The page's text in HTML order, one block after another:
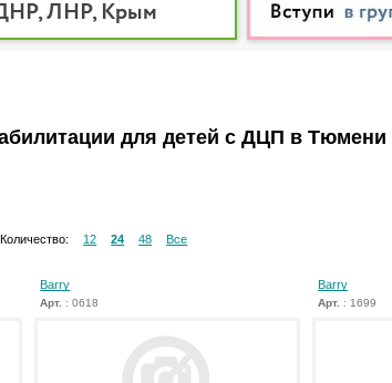
ЛНР, Крым
для детей с ДЦП в Тюмени
Количество: 12 24 48 Все
Barry
Арт. : 0618
Barry
Арт. : 1699